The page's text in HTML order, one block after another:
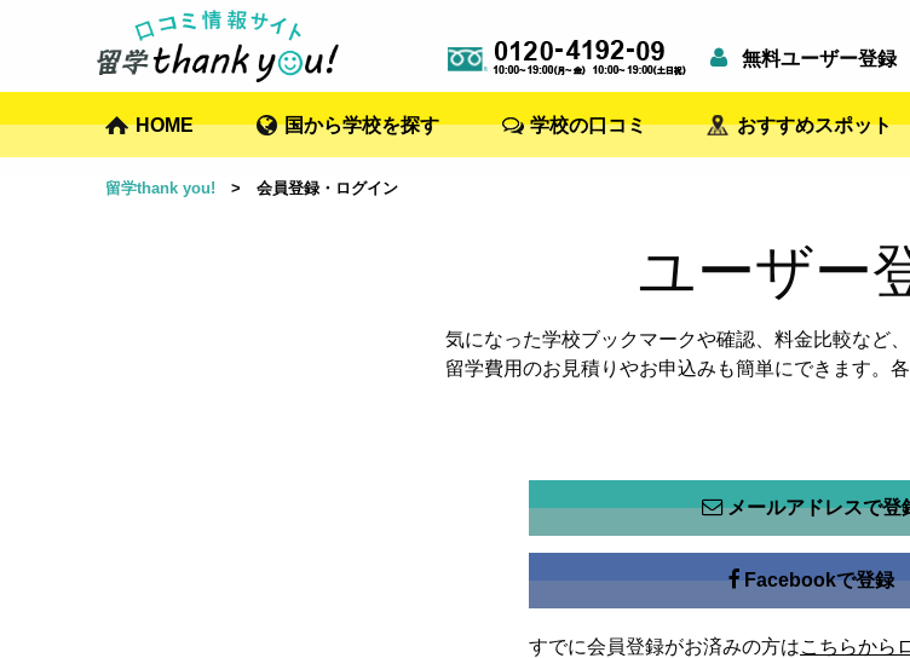
無料ユーザー登録
HOME 国から学校を探す 学校の口コミ おすすめスポット
留学thank you! > 会員登録・ログイン
ユーザー
気になった学校ブックマークや確認、料金比較など
留学費用のお見積りやお申込みも簡単にできます。
メールアドレスで登
Facebookで登録
すでに会員登録がお済みの方はこちらから